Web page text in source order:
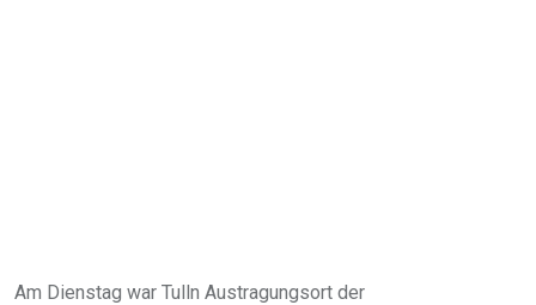
Am Dienstag war Tulln Austragungsort der